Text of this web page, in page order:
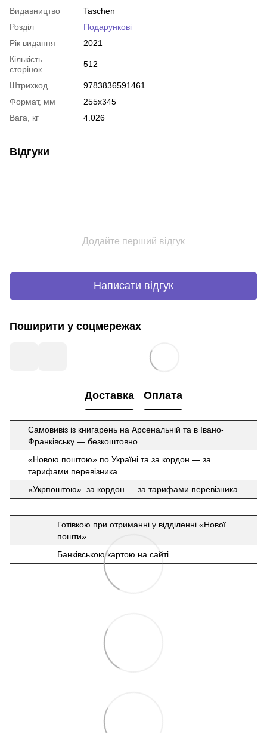
Видавництво
Taschen
Розділ
Подарункові
Рік видання
2021
Кількість
сторінок
512
Штрихкод
9783836591461
Формат, мм
255х345
Вага, кг
4.026
Відгуки
Додайте перший відгук
Написати відгук
Поширити у соцмережах
Доставка Оплата
Самовивіз із книгарень на Арсенальній та в Івано-
Франківську — безкоштовно.
«Новою поштою» по Україні та за кордон — за
тарифами перевізника.
«Укрпоштою» за кордон — за тарифами перевізника.
Готівкою при отриманні у відділенні «Нової
пошти»
Банківською картою на сайті